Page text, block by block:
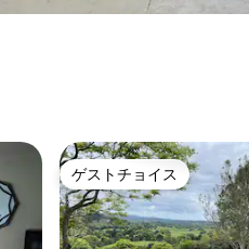
ゲストチョイス
ゲストチョイス